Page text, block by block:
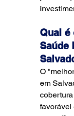
Qual é
Saúde
O
em
favorável